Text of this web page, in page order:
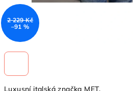
Luxusní italská značka MET.
2 229 Kč
–91 %